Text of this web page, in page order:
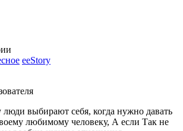
ееStory
выбирают себя, когда нужно давать
любимому человеку, А если Так не